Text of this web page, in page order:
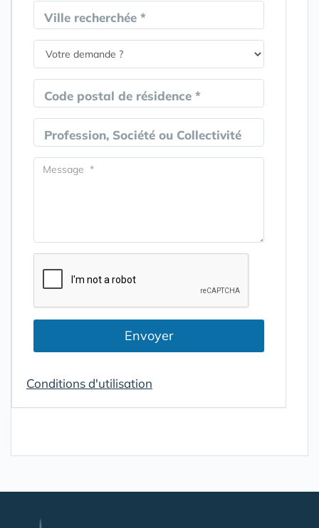
Ville recherchée *
Code postal de résidence *
Profession, Société ou Collectivité
Envoyer
Conditions d'utilisation